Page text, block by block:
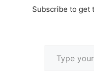
Subscribe to get